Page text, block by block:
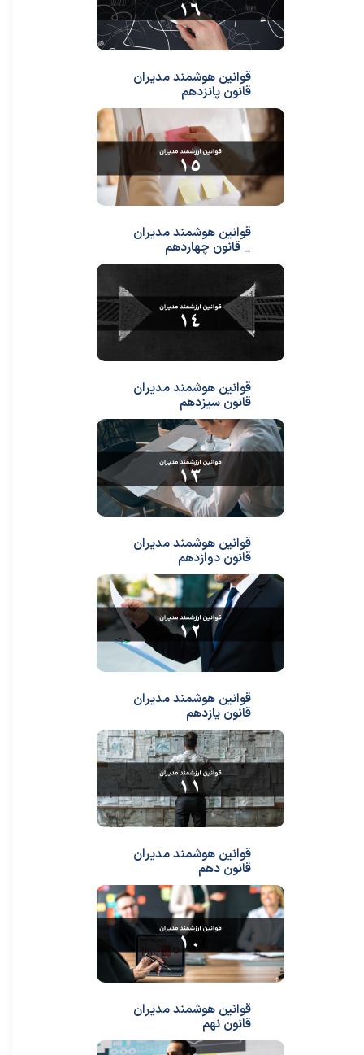
قوانین هوشمند مدیران
قانون پانزدهم
قوانین هوشمند مدیران
_ قانون چهاردهم
قوانین هوشمند مدیران
قانون سیزدهم
قوانین هوشمند مدیران
قانون دوازدهم
قوانین هوشمند مدیران
قانون یازدهم
قوانین هوشمند مدیران
قانون دهم
قوانین هوشمند مدیران
قانون نهم